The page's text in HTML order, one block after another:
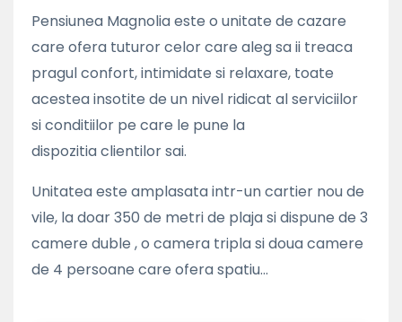
Pensiunea Magnolia este o unitate de cazare
care ofera tuturor celor care aleg sa ii treaca
pragul confort, intimidate si relaxare, toate
acestea insotite de un nivel ridicat al serviciilor
si conditiilor pe care le pune la
dispozitia clientilor sai.
Unitatea este amplasata intr-un cartier nou de
vile, la doar 350 de metri de plaja si dispune de 3
camere duble , o camera tripla si doua camere
de 4 persoane care ofera spatiu...